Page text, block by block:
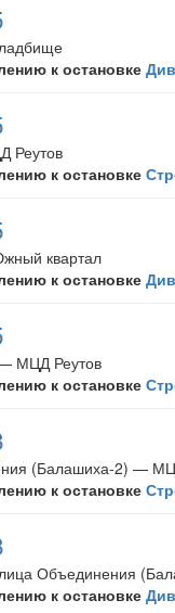
к остановке
Реутов
к остановке
квартал
к остановке
МЦД Реутов
к остановке
(Балашиха-2) —
к остановке
Объединения
к остановке